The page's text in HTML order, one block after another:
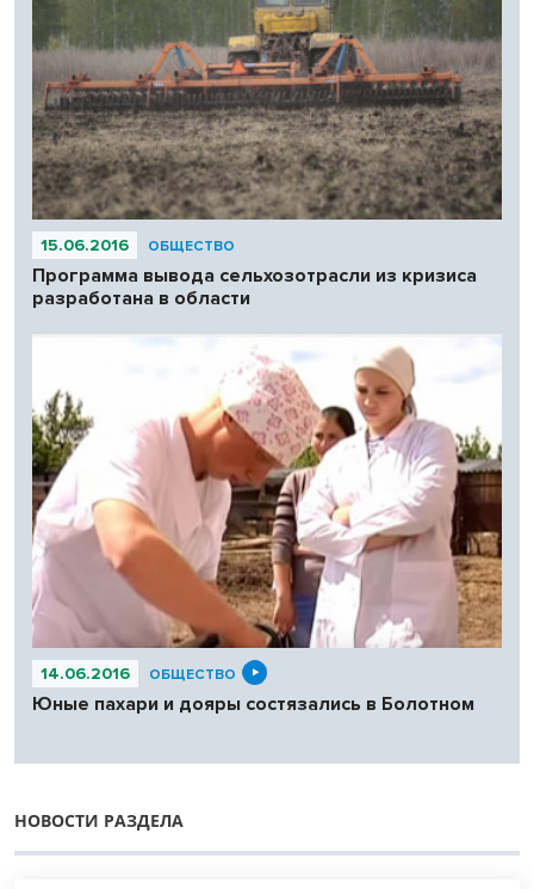
15.06.2016 ОБЩЕСТВО
Программа вывода сельхозотрасли из кризиса
разработана в области
14.06.2016 ОБЩЕСТВО
Юные пахари и дояры состязались в Болотном
НОВОСТИ РАЗДЕЛА